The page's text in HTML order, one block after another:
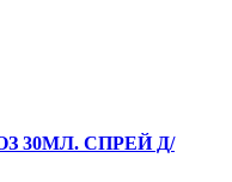
30МЛ. СПРЕЙ Д/